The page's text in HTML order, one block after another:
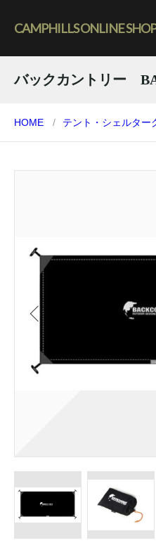
CAMPHILLS ONLINE SHOP
バックカントリー
HOME テント・シェルター